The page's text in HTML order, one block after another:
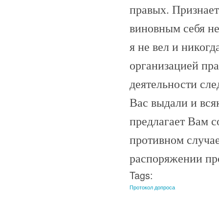
правых.
виновным себя
я не вел и
организацией
деятельности
Вас выдали и
предлагает Вам
противном
распоряжении
Tags:
Протокол допроса